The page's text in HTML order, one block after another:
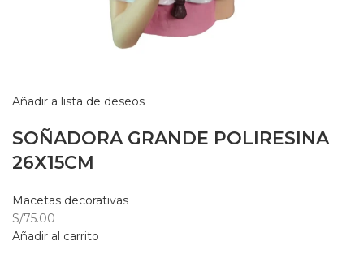
Añadir a lista de deseos
SOÑADORA GRANDE POLIRESINA
26X15CM
Macetas decorativas
S/75.00
Añadir al carrito